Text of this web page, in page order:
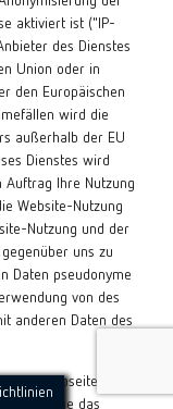
aktiviert ist ("IP-
des Dienstes
Union oder in
den Europäischen
wird die
außerhalb der EU
Dienstes wird
Ihre Nutzung
Website-Nutzung
Nutzung und der
uns zu
Daten pseudonyme
von des
anderen Daten des
Webseite
sowie das